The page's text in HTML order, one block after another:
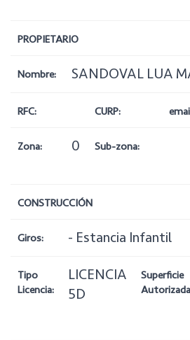
PROPIETARIO
Nombre: SANDOVAL LUA
RFC: CURP:
Zona: 0 Sub-zona:
CONSTRUCCIÓN
Giros: - Estancia Infantil
Tipo
Licencia:
LICENCIA
5D
Superficie